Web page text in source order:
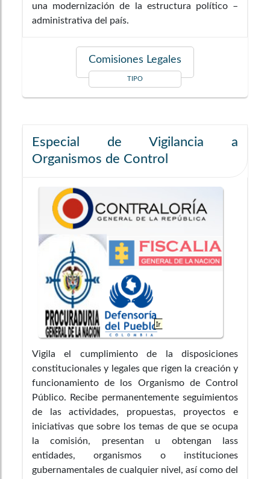
una modernización de la estructura político –
administrativa del país.
Comisiones Legales
TIPO
Especial de Vigilancia a
Organismos de Control
Vigila el cumplimiento de la disposiciones
constitucionales y legales que rigen la creación y
funcionamiento de los Organismo de Control
Público. Recibe permanentemente seguimientos
de las actividades, propuestas, proyectos e
iniciativas que sobre los temas de que se ocupa
la comisión, presentan u obtengan lass
entidades, organismos o instituciones
gubernamentales de cualquier nivel, así como del